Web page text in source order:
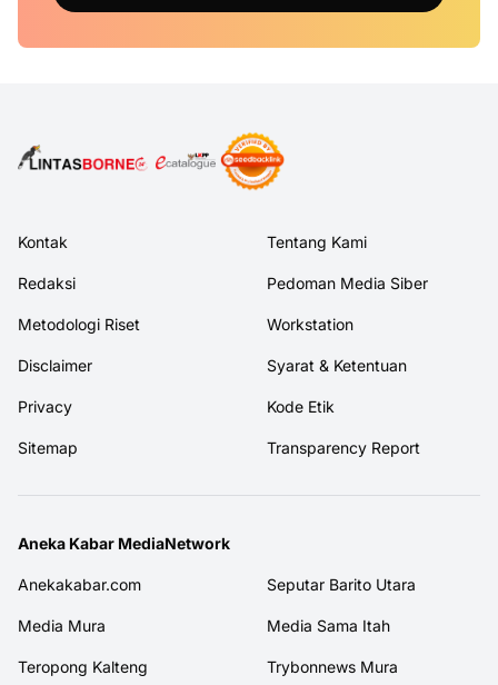
Kontak Tentang Kami
Redaksi Pedoman Media Siber
Metodologi Riset Workstation
Disclaimer Syarat & Ketentuan
Privacy Kode Etik
Sitemap Transparency Report
Aneka Kabar MediaNetwork
Anekakabar.com Seputar Barito Utara
Media Mura Media Sama Itah
Teropong Kalteng Trybonnews Mura